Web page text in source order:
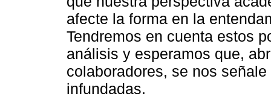
afecte la forma en la
Tendremos en cuenta estos
análisis y esperamos que,
colaboradores, se nos
infundadas.